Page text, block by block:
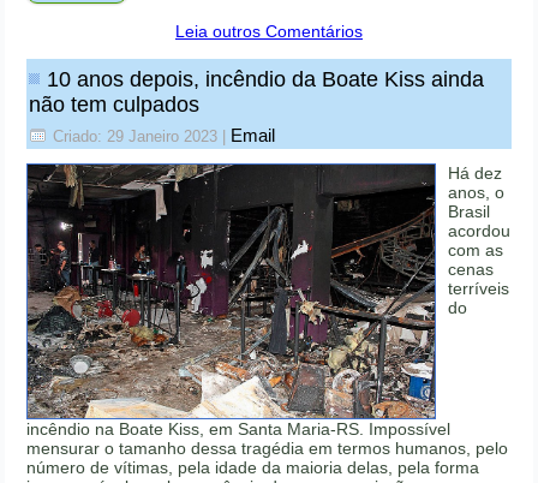
Leia outros Comentários
10 anos depois, incêndio da Boate Kiss ainda
não tem culpados
Criado: 29 Janeiro 2023 Email
Há dez
anos, o
Brasil
acordou
com as
cenas
terríveis
do
incêndio na Boate Kiss, em Santa Maria-RS. Impossível
mensurar o tamanho dessa tragédia em termos humanos, pelo
número de vítimas, pela idade da maioria delas, pela forma